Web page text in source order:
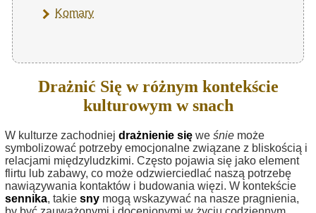
Komary
Drażnić Się w różnym kontekście
kulturowym w snach
W kulturze zachodniej drażnienie się we śnie może
symbolizować potrzeby emocjonalne związane z bliskością i
relacjami międzyludzkimi. Często pojawia się jako element
flirtu lub zabawy, co może odzwierciedlać naszą potrzebę
nawiązywania kontaktów i budowania więzi. W kontekście
sennika, takie sny mogą wskazywać na nasze pragnienia,